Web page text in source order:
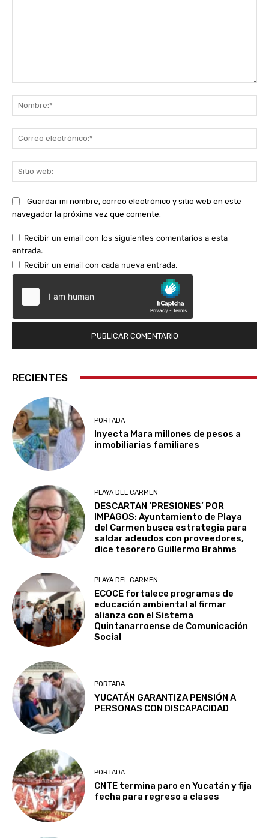
Guardar mi nombre, correo electrónico y sitio web en este
navegador la próxima vez que comente.
Recibir un email con los siguientes comentarios a esta
entrada.
Recibir un email con cada nueva entrada.
RECIENTES
PORTADA
Inyecta Mara millones de pesos a
inmobiliarias familiares
PLAYA DEL CARMEN
DESCARTAN ‘PRESIONES’ POR
IMPAGOS: Ayuntamiento de Playa
del Carmen busca estrategia para
saldar adeudos con proveedores,
dice tesorero Guillermo Brahms
PLAYA DEL CARMEN
ECOCE fortalece programas de
educación ambiental al firmar
alianza con el Sistema
Quintanarroense de Comunicación
Social
PORTADA
YUCATÁN GARANTIZA PENSIÓN A
PERSONAS CON DISCAPACIDAD
PORTADA
CNTE termina paro en Yucatán y fija
fecha para regreso a clases